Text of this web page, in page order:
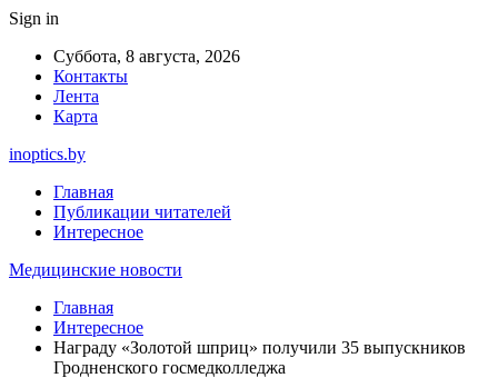
Sign in
Суббота, 8 августа, 2026
Контакты
Лента
Карта
inoptics.by
Главная
Публикации читателей
Интересное
Медицинские новости
Главная
Интересное
Награду «Золотой шприц» получили 35 выпускников
Гродненского госмедколледжа